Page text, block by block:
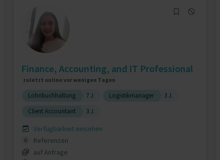
Finance, Accounting, and IT Professional
zuletzt online vor wenigen Tagen
Lohnbuchhaltung 7 J. Logistikmanager
3 J.
Client Accountant
3 J.
Verfügbarkeit einsehen
0
Referenzen
auf Anfrage